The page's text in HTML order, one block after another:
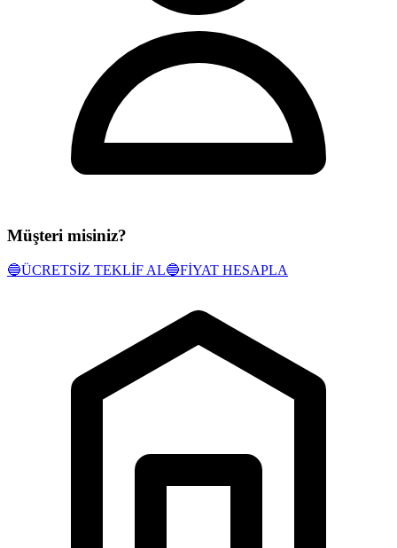
Müşteri misiniz?
🔵ÜCRETSİZ TEKLİF AL🔵FİYAT HESAPLA